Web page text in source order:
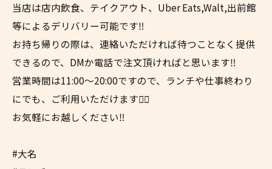
当店は店内飲食、テイクアウト、Uber Eats,Walt,出前館
等によるデリバリー可能です‼︎
お持ち帰りの際は、連絡いただければ待つことなく提供
できるので、DMか電話で注文頂ければと思います‼︎
営業時間は11:00〜20:00ですので、ランチや仕事終わり
にでも、ご利用いただけます✌🏼
お気軽にお越しください‼︎
#大名